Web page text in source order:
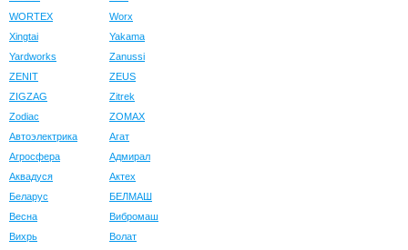
WORTEX
Worx
Xingtai
Yakama
Yardworks
Zanussi
ZENIT
ZEUS
ZIGZAG
Zitrek
Zodiac
ZOMAX
Автоэлектрика
Агат
Агросфера
Адмирал
Аквадуся
Актех
Беларус
БЕЛМАШ
Весна
Вибромаш
Вихрь
Волат